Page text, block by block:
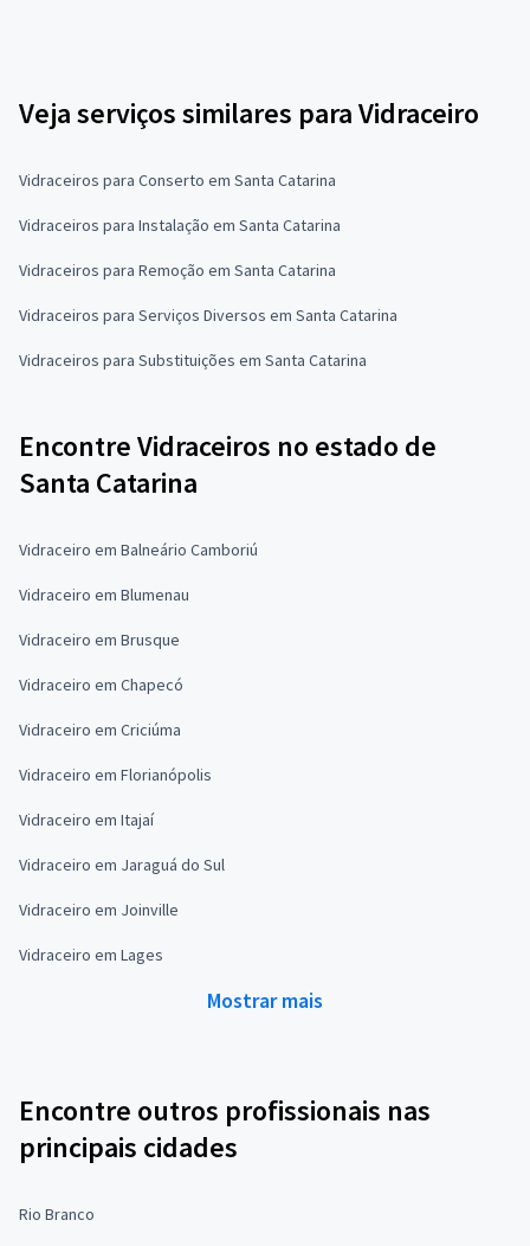
Veja serviços similares para Vidraceiro
Vidraceiros para Conserto em Santa Catarina
Vidraceiros para Instalação em Santa Catarina
Vidraceiros para Remoção em Santa Catarina
Vidraceiros para Serviços Diversos em Santa Catarina
Vidraceiros para Substituições em Santa Catarina
Encontre Vidraceiros no estado de
Santa Catarina
Vidraceiro em Balneário Camboriú
Vidraceiro em Blumenau
Vidraceiro em Brusque
Vidraceiro em Chapecó
Vidraceiro em Criciúma
Vidraceiro em Florianópolis
Vidraceiro em Itajaí
Vidraceiro em Jaraguá do Sul
Vidraceiro em Joinville
Vidraceiro em Lages
Mostrar mais
Encontre outros profissionais nas
principais cidades
Rio Branco